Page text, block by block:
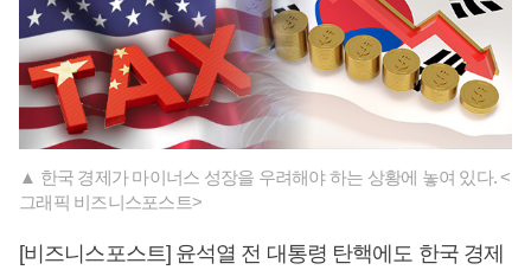
▲ 한국 경제가 마이너스 성장을 우려해야 하는 상황에 놓여 있다. <
그래픽 비즈니스포스트>
[비즈니스포스트] 윤석열 전 대통령 탄핵에도 한국 경제